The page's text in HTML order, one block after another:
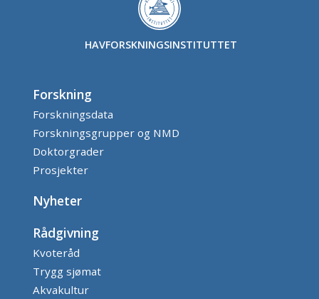
HAVFORSKNINGSINSTITUTTET
Forskning
Forskningsdata
Forskningsgrupper og NMD
Doktorgrader
Prosjekter
Nyheter
Rådgivning
Kvoteråd
Trygg sjømat
Akvakultur